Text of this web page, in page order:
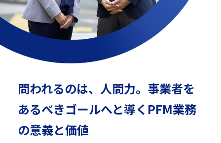
問われるのは、人間力。事業者を
あるべきゴールへと導くPFM業務
の意義と価値